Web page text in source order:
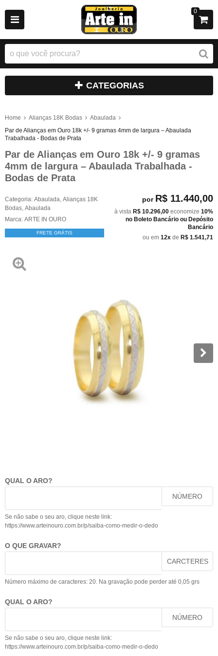
0
CATEGORIAS
Home Alianças 18K Bodas
Abaulada
Par de Alianças em Ouro 18k +/- 9 gramas 4mm de largura – Abaulada
Trabalhada - Bodas de Prata
Par de Alianças em Ouro 18k +/- 9 gramas
4mm de largura – Abaulada Trabalhada -
Bodas de Prata
Categoria: Abaulada Alianças 18K
Bodas Abaulada
Marca: ARTE IN OURO
FRETE GRÁTIS
por R$ 11.440,00
à vista R$ 10.296,00 economize 10%
no Boleto Bancário ou Depósito
Bancário
ou em 12x de R$ 1.541,71
QUAL O ARO?
NÚMERO
Se não sabe o seu aro, clique neste link:
https://www.arteinouro.com.br/p/saiba-como-medir-o-dedo
O QUE GRAVAR?
CARCTERES
Número máximo de caracteres: 20. Na gravação pode perder até 0,05 grs
QUAL O ARO?
NÚMERO
Se não sabe o seu aro, clique neste link:
https://www.arteinouro.com.br/p/saiba-como-medir-o-dedo